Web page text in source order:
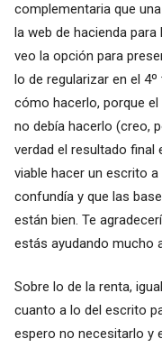
complementaria que
la web de hacienda
veo la opción para
lo de regularizar en el
cómo hacerlo, porque
no debía hacerlo (creo,
verdad el resultado final
viable hacer un escrito
confundía y que las
están bien. Te
estás ayudando mucho
Sobre lo de la renta,
cuanto a lo del escrito
espero no necesitarlo y